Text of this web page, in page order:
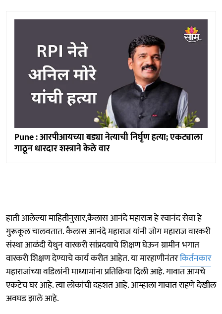
Pune : आरपीआयच्या बड्या नेत्याची निर्घृण हत्या; एकट्याला
गाठून धारदार शस्त्राने केले वार
हाती आलेल्या माहितीनुसार,कैलास आनंदे महाराज हे स्वानंद सेवा हे
गुरूकूल चालवतात. कैलास आनंदे महाराज यांनी जोग महाराज वारकरी
संस्था आळंदी येथुन वारकरी सांप्रदयाचे शिक्षण घेऊन ग्रामीन भगात
वारकरी शिक्षण देण्याचे कार्य करीत आहेत. या मारहाणीनंतरकिर्तनकार
महाराजांच्या वडिलांनी माध्यामांना प्रतिक्रिया दिली आहे. गावात आमचे
एकटेच घर आहे. त्या लोकांची दहशत आहे. आम्हाला गावात राहणे देखील
अवघड झाले आहे.